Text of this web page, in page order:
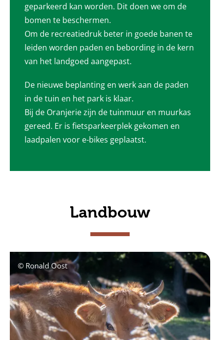
geparkeerd kan worden. Dit doen we om de
bomen te beschermen.
Om de recreatiedruk beter in goede banen te
leiden worden paden en bebording in de kern
van het landgoed aangepast.
De nieuwe beplanting en werk aan de paden
in de tuin en het park is klaar.
Bij de Oranjerie zijn de tuinmuur en muurkas
gereed. Er is fietsparkeerplek gekomen en
laadpalen voor e-bikes geplaatst.
Landbouw
© Ronald Oost